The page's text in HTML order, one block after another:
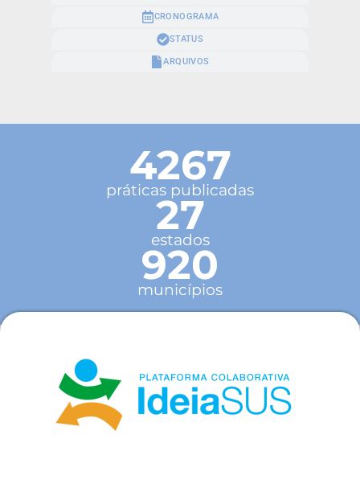
CRONOGRAMA
STATUS
ARQUIVOS
4267
práticas publicadas
27
estados
920
municípios